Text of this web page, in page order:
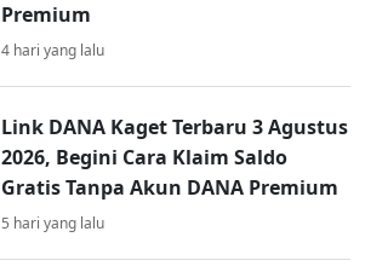
Premium
4 hari yang lalu
Link DANA Kaget Terbaru 3 Agustus
2026, Begini Cara Klaim Saldo
Gratis Tanpa Akun DANA Premium
5 hari yang lalu